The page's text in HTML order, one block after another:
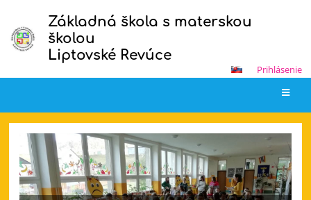
Základná škola s materskou
školou
Liptovské Revúce
Prihlásenie
Hlavná
stránka